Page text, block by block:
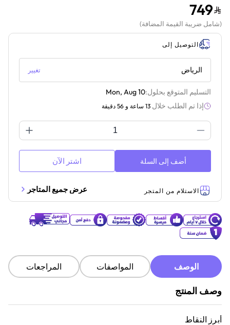
749
(شامل ضريبة القيمة المضافة)
التوصيل إلى
الرياض تغيير
التسليم المتوقع بحلول:Mon, Aug 10
إذا تم الطلب خلال 13 ساعة و 56 دقيقة
أضف إلى السلة اشتر الآن
الاستلام من المتجر عرض جميع المتاجر
الوصف المواصفات المراجعات
وصف المنتج
أبرز النقاط